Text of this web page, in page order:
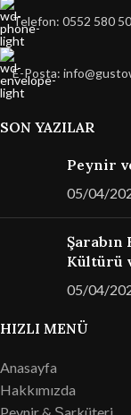
Telefon: 0552 580
E-Posta:
SON YAZILAR
Peynir
05/04/
Şarabın
Kültürü
05/04/
HIZLI MENÜ
Anasayfa
Hakkımızda